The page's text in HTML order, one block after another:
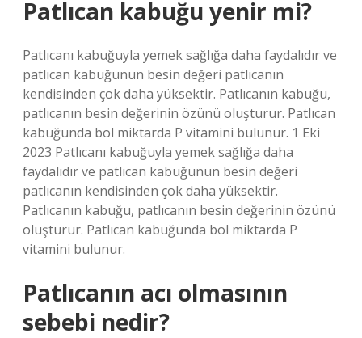
Patlıcan kabuğu yenir mi?
Patlıcanı kabuğuyla yemek sağlığa daha faydalıdır ve
patlıcan kabuğunun besin değeri patlıcanın
kendisinden çok daha yüksektir. Patlıcanın kabuğu,
patlıcanın besin değerinin özünü oluşturur. Patlıcan
kabuğunda bol miktarda P vitamini bulunur. 1 Eki
2023 Patlıcanı kabuğuyla yemek sağlığa daha
faydalıdır ve patlıcan kabuğunun besin değeri
patlıcanın kendisinden çok daha yüksektir.
Patlıcanın kabuğu, patlıcanın besin değerinin özünü
oluşturur. Patlıcan kabuğunda bol miktarda P
vitamini bulunur.
Patlıcanın acı olmasının
sebebi nedir?